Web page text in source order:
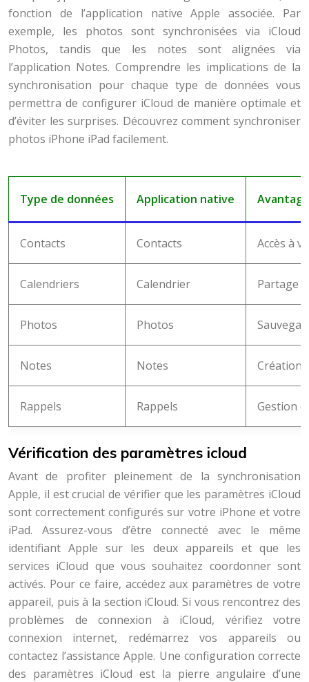
fonction de l’application native Apple associée. Par
exemple, les photos sont synchronisées via iCloud
Photos, tandis que les notes sont alignées via
l’application Notes. Comprendre les implications de la
synchronisation pour chaque type de données vous
permettra de configurer iCloud de manière optimale et
d’éviter les surprises. Découvrez comment synchroniser
photos iPhone iPad facilement.
Type de données Application native
Contacts Contacts Accès à
Calendriers Calendrier Partage
Photos Photos
Notes Notes Création
Rappels Rappels Gestion
Vérification des paramètres icloud
Avant de profiter pleinement de la synchronisation
Apple, il est crucial de vérifier que les paramètres iCloud
sont correctement configurés sur votre iPhone et votre
iPad. Assurez-vous d’être connecté avec le même
identifiant Apple sur les deux appareils et que les
services iCloud que vous souhaitez coordonner sont
activés. Pour ce faire, accédez aux paramètres de votre
appareil, puis à la section iCloud. Si vous rencontrez des
problèmes de connexion à iCloud, vérifiez votre
connexion internet, redémarrez vos appareils ou
contactez l’assistance Apple. Une configuration correcte
des paramètres iCloud est la pierre angulaire d’une